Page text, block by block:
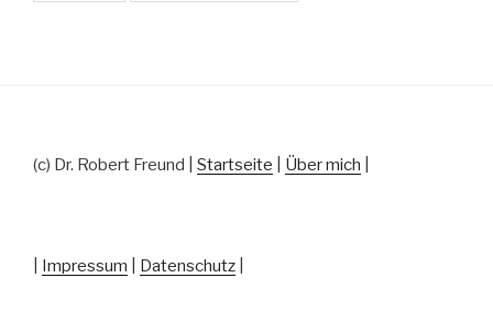
(c) Dr. Robert Freund | Startseite Über mich
Impressum Datenschutz